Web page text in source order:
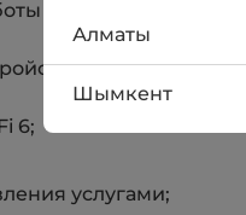
и онлайн-
6;
услугами;
Алматы
Шымкент